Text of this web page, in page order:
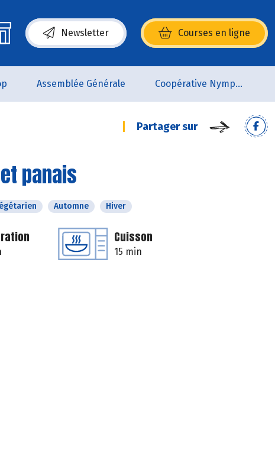
Newsletter Courses en ligne
(s’ouvre dans une nouvelle fenêtre)
Assemblée Générale Coopérative Nymphéa
Partager sur
panais
Automne Hiver
Cuisson
15 min